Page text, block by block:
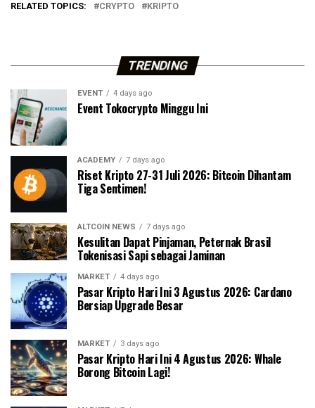
RELATED TOPICS: CRYPTO KRIPTO
TRENDING
EVENT 4 days ago
Event Tokocrypto Minggu Ini
ACADEMY 7 days ago
Riset Kripto 27-31 Juli 2026: Bitcoin Dihantam
Tiga Sentimen!
ALTCOIN NEWS 7 days ago
Kesulitan Dapat Pinjaman, Peternak Brasil
Tokenisasi Sapi sebagai Jaminan
MARKET 4 days ago
Pasar Kripto Hari Ini 3 Agustus 2026: Cardano
Bersiap Upgrade Besar
MARKET 3 days ago
Pasar Kripto Hari Ini 4 Agustus 2026: Whale
Borong Bitcoin Lagi!